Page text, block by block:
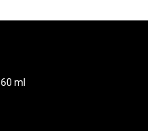
60 ml